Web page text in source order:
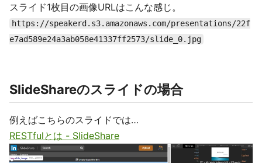
スライド1枚目の画像URLはこんな感じ。
https://speakerd.s3.amazonaws.com/presentations/22f
e7ad589e24a3ab058e41337ff2573/slide_0.jpg
SlideShareのスライドの場合
例えばこちらのスライドでは…
RESTfulとは - SlideShare